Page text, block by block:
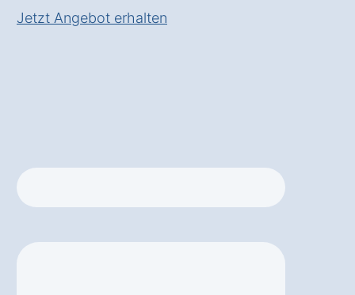
Jetzt Angebot erhalten